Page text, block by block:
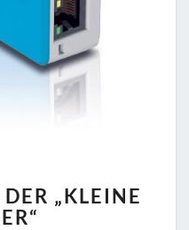
„KLEINE